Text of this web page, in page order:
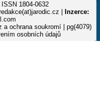
1804-0632
|
Inzerce:
a ochrana soukromí | pg(4079)
osobních údajů